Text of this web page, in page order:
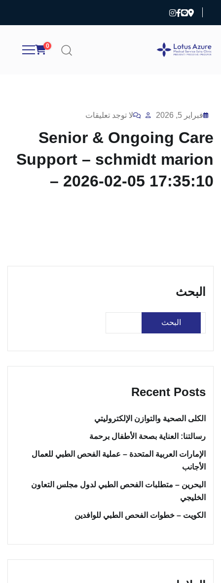
0
فبراير 5, 2026 لا توجد تعليقات
Senior & Ongoing Care
Support – schmidt marion
– 2026-02-05 17:35:10
البحث
البحث
Recent Posts
الكلى الصحية والتوازن الإلكتروليتي
رسالتنا: العناية بصحة الأطفال برحمة
الإمارات العربية المتحدة – عملية الفحص الطبي للعمال
الأجانب
البحرين – متطلبات الفحص الطبي لدول مجلس التعاون
الخليجي
الكويت – خطوات الفحص الطبي للوافدين